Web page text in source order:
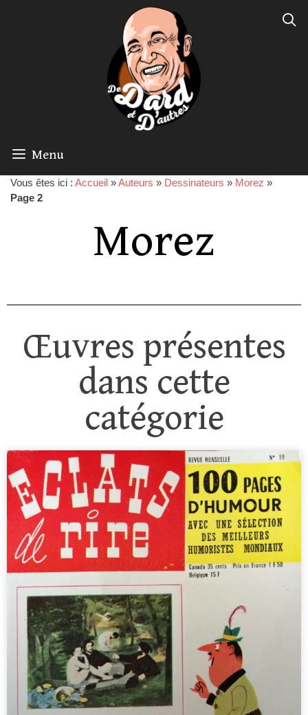
Menu
Vous êtes ici : Accueil »Auteurs » Dessinateurs » Morez »
Page 2
Morez
Œuvres présentes
dans cette
catégorie